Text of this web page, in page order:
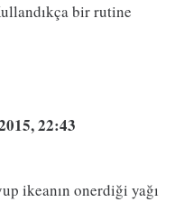
bir rutine
22:43
ikeanın onerdiği yağı